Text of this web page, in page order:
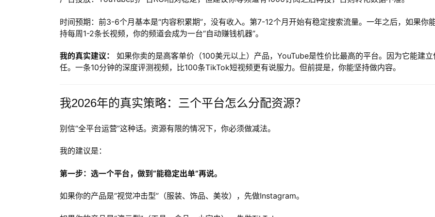
时间预期：前3-6个月基本是“内容积累期”，没有收入。第7-12个月开始有稳定搜索流量。一年之后，如果你
持每周1-2条长视频，你的频道会成为一台“自动赚钱机器”。
我的真实建议：
如果你卖的是高客单价（100美元以上）产品，YouTube是性价比最高的平台。因为它能建立
任。一条10分钟的深度评测视频，比100条TikTok短视频更有说服力。但前提是，你能坚持做内容。
我2026年的真实策略：三个平台怎么分配资源？
别信“全平台运营”这种话。资源有限的情况下，你必须做减法。
我的建议是：
第一步：选一个平台，做到“能稳定出单”再说。
如果你的产品是“视觉冲击型”（服装、饰品、美妆），先做Instagram。